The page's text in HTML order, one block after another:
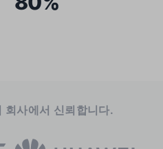
사에서 신뢰합니다.